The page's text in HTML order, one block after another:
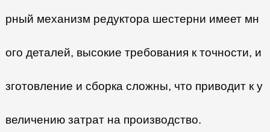
рный механизм редуктора шестерни имеет мн
ого деталей, высокие требования к точности, и
зготовление и сборка сложны, что приводит к у
величению затрат на производство.